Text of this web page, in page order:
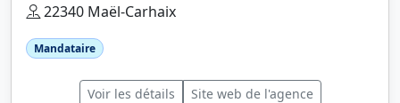
22340 Maël-Carhaix
Mandataire
Voir les détails Site web de l'agence